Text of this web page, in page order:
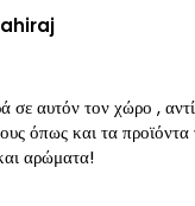
αυτόν τον χώρο ,
όπως και τα προϊόντα
αρώματα!